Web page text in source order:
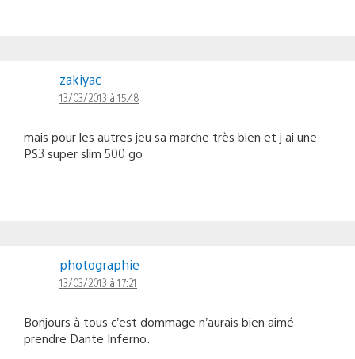
zakiyac
13/03/2013 à 15:48
mais pour les autres jeu sa marche très bien et j ai une
PS3 super slim 500 go
photographie
13/03/2013 à 17:21
Bonjours à tous c’est dommage n’aurais bien aimé
prendre Dante Inferno.